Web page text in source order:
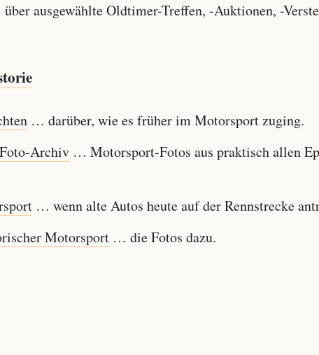
ausgewählte Oldtimer-Treffen, -Auktionen, -
… darüber, wie es früher im Motorsport zuging.
Archiv… Motorsport-Fotos aus praktisch allen
… wenn alte Autos heute auf der Rennstrecke
Motorsport… die Fotos dazu.